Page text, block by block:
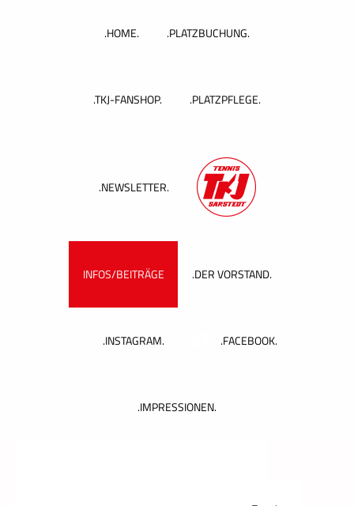
.HOME. .PLATZBUCHUNG.
.TKJ-FANSHOP. .PLATZPFLEGE.
.NEWSLETTER.
INFOS/BEITRÄGE .DER VORSTAND.
.INSTAGRAM. .FACEBOOK.
.IMPRESSIONEN.